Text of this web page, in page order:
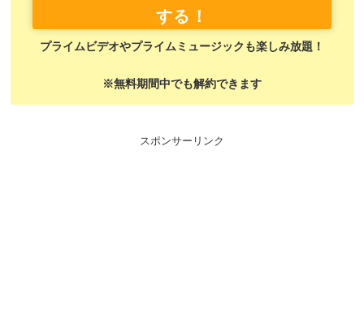
する！
プライムビデオやプライムミュージックも楽しみ放題！
※無料期間中でも解約できます
スポンサーリンク